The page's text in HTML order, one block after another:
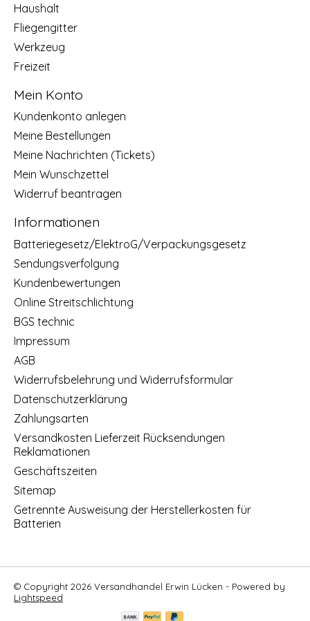
Haushalt
Fliegengitter
Werkzeug
Freizeit
Mein Konto
Kundenkonto anlegen
Meine Bestellungen
Meine Nachrichten (Tickets)
Mein Wunschzettel
Widerruf beantragen
Informationen
Batteriegesetz/ElektroG/Verpackungsgesetz
Sendungsverfolgung
Kundenbewertungen
Online Streitschlichtung
BGS technic
Impressum
AGB
Widerrufsbelehrung und Widerrufsformular
Datenschutzerklärung
Zahlungsarten
Versandkosten Lieferzeit Rücksendungen
Reklamationen
Geschäftszeiten
Sitemap
Getrennte Ausweisung der Herstellerkosten für
Batterien
© Copyright 2026 Versandhandel Erwin Lücken - Powered by
Lightspeed